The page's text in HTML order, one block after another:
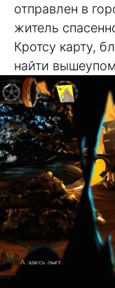
отправлен в
житель
Кротсу карту,
найти